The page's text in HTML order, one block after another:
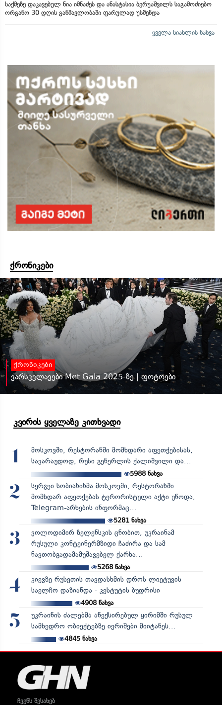
საქმეზე დაკავებულ ნია იმნაძეს და ანასტასია ბერუაშვილს საგამოძიებო
ორგანო 30 დღის განმავლობაში ფარულად უსმენდა
ყველა სიახლის ნახვა
ქრონიკები
ქრონიკები
ვარსკვლავები Met Gala 2025-ზე | ფოტოები
კვირის ყველაზე კითხვადი
1
მოსკოვში, რესტორანში მომხდარი აფეთქებისას,
სავარაუდოდ, რუსი გენერლის ქალიშვილი და...
5988 ნახვა
2
სერგეი სობიანინმა მოსკოვში, რესტორანში
მომხდარ აფეთქებას ტერორისტული აქტი უწოდა,
Telegram-არხების ინფორმაც...
5281ნახვა
3
ვოლოდიმირ ზელენსკის ცნობით, უკრაინამ
რუსული კონტეინერმზიდი ჩაძირა და სამ
ნავთობგადამამუშავებელ ქარხა...
5268ნახვა
4
კიევზე რუსეთის თავდასხმის დროს ლიეტუვის
საელჩო დაზიანდა - კესტუტის ბუდრისი
4908ნახვა
5
უკრაინის ძალებმა ანექსირებულ ყირიმში რუსულ
სამხედრო ობიექტებზე იერიშები მიიტანეს...
4845ნახვა
ჩვენს შესახებ